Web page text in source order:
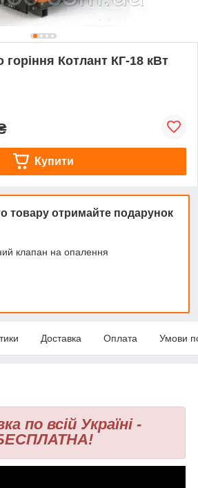
горіння Котлант КГ-18 кВт
Купити
товару отримайте подарунок
клапан на опалення
Доставка Оплата Умови
по всій Україні -